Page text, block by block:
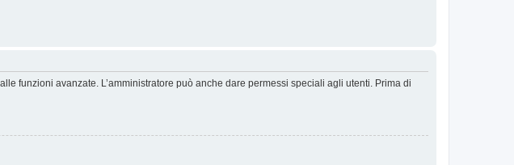
funzioni avanzate. L’amministratore può anche dare permessi speciali agli utenti. Prima di